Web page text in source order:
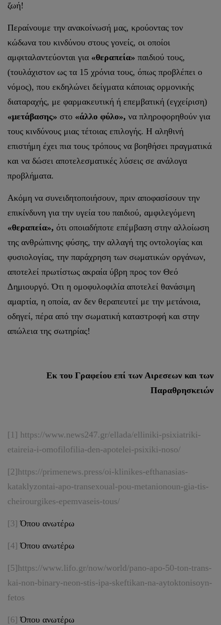
ζωή!
Περαίνουμε την ανακοίνωσή μας, κρούοντας τον
κώδωνα του κινδύνου στους γονείς, οι οποίοι
αμφιταλαντεύονται για «θεραπεία» παιδιού τους,
(τουλάχιστον ως τα 15 χρόνια τους, όπως προβλέπει ο
νόμος), που εκδηλώνει δείγματα κάποιας ορμονικής
διαταραχής, με φαρμακευτική ή επεμβατική (εγχείριση)
«μετάβασης» στο «άλλο φύλο», να πληροφορηθούν για
τους κινδύνους μιας τέτοιας επιλογής. Η αληθινή
επιστήμη έχει πια τους τρόπους να βοηθήσει πραγματικά
και να δώσει αποτελεσματικές λύσεις σε ανάλογα
προβλήματα.
Ακόμη να συνειδητοποιήσουν, πριν αποφασίσουν την
επικίνδυνη για την υγεία του παιδιού, αμφιλεγόμενη
«θεραπεία», ότι οποιαδήποτε επέμβαση στην αλλοίωση
της ανθρώπινης φύσης, την αλλαγή της οντολογίας και
φυσιολογίας, την παράχρηση των σωματικών οργάνων,
αποτελεί πρωτίστως ακραία ύβρη προς τον Θεό
Δημιουργό. Ότι η ομοφυλοφιλία αποτελεί θανάσιμη
αμαρτία, η οποία, αν δεν θεραπευτεί με την μετάνοια,
οδηγεί, πέρα από την σωματική καταστροφή και στην
απώλεια της σωτηρίας!
Εκ του Γραφείου επί των Αιρεσεων και των
Παραθρησκειών
[1] https://www.news247.gr/ellada/elliniki-psixiatriki-
etaireia-i-omofilofilia-den-apotelei-psixiki-noso/
[2]https://primenews.press/oi-klinikes-efthanasias-
kataklyzontai-apo-transexoual-pou-metanionoun-gia-tis-
cheirourgikes-epemvaseis-tous/
[3] Όπου ανωτέρω
[4] Όπου ανωτέρω
[5]https://www.lifo.gr/now/world/pano-apo-50-ton-trans-
kai-non-binary-neon-stis-ipa-skeftikan-na-aytoktonisoyn-
fetos
[6] Όπου ανωτέρω